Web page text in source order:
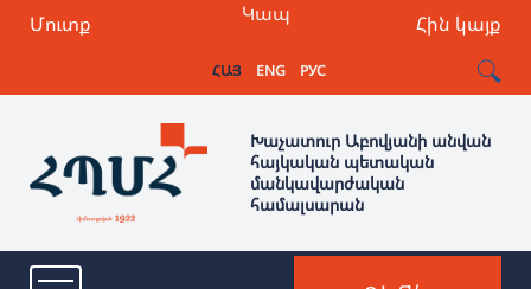
Մուտք Հին կայք
Կապ
ՀԱՅ ENG РУС
Խաչատուր Աբովյանի անվան
հայկական պետական
մանկավարժական
համալսարան